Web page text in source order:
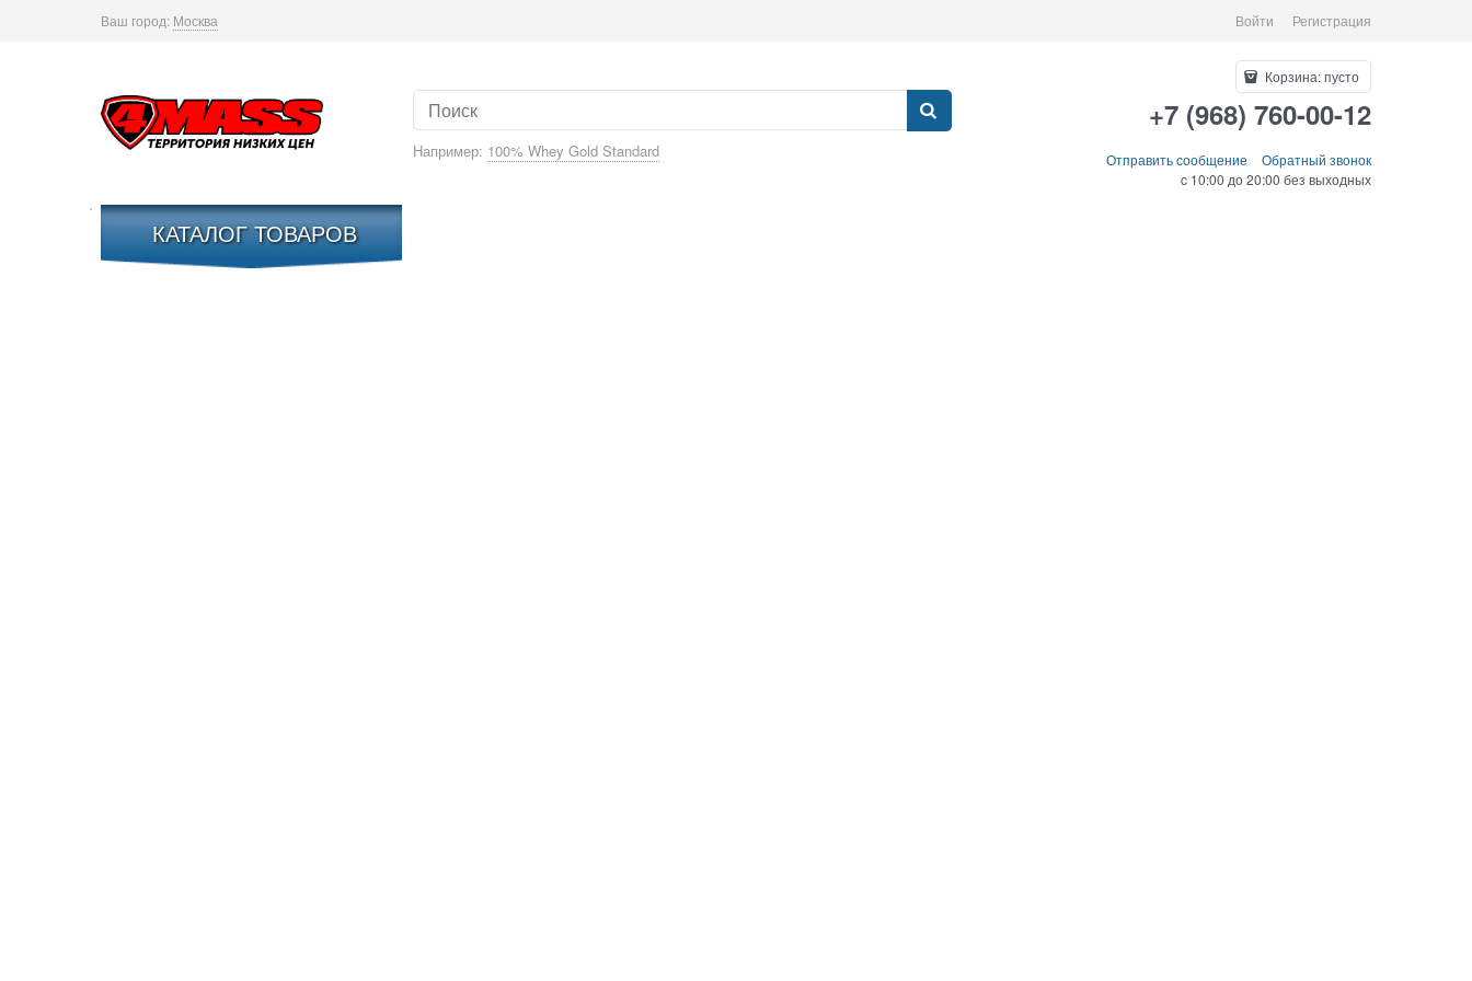
Ваш город: Москва Войти Регистрация
Например: 100% Whey Gold Standard
Корзина:пусто
+7 (968) 760-00-12
Отправить сообщение
Обратный звонок
c 10:00 до 20:00 без выходных
КАТАЛОГ ТОВАРОВ